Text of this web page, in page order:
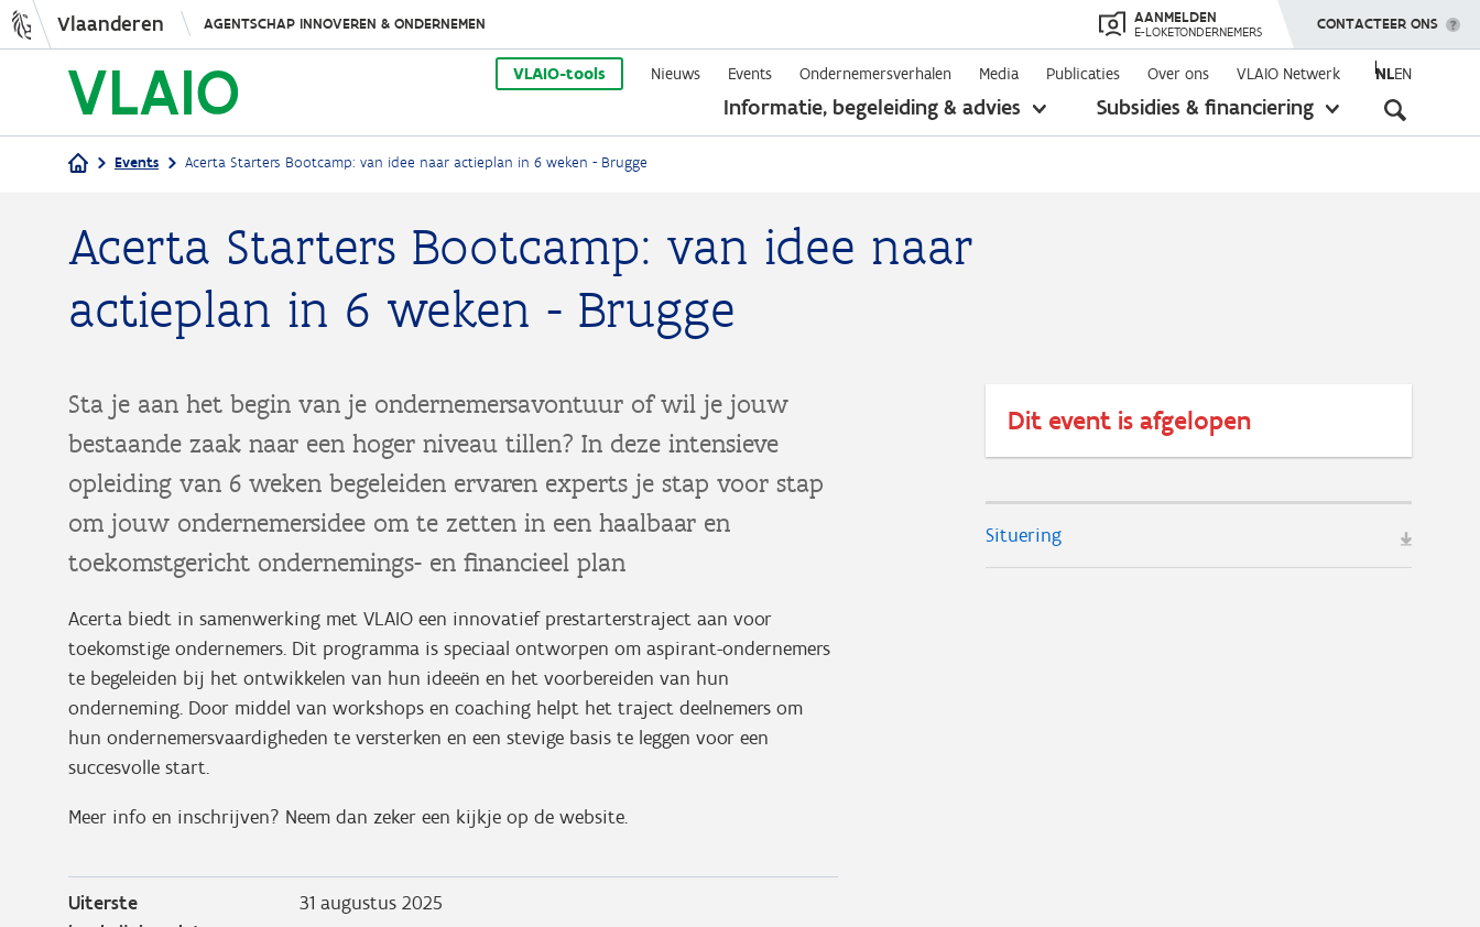
Overslaan
en
naar
de
Vlaanderen AGENTSCHAP INNOVEREN & ONDERNEMEN AANMELDEN
E-LOKETONDERNEMERS TOON MENU
CONTACTEER ONS
VLAIO-tools Nieuws Events Ondernemersverhalen Media Publicaties Over ons VLAIO Netwerk NLEN
Informatie, begeleiding & advies
toon
Subsidies & financiering
toon
Kruimelpad
Events Acerta Starters Bootcamp: van idee naar actieplan in 6 weken - Brugge
Acerta Starters Bootcamp: van idee naar
actieplan in 6 weken - Brugge
Sta je aan het begin van je ondernemersavontuur of wil je jouw
bestaande zaak naar een hoger niveau tillen? In deze intensieve
opleiding van 6 weken begeleiden ervaren experts je stap voor stap
om jouw ondernemersidee om te zetten in een haalbaar en
toekomstgericht ondernemings- en financieel plan
Acerta biedt in samenwerking met VLAIO een innovatief prestarterstraject aan voor
toekomstige ondernemers. Dit programma is speciaal ontworpen om aspirant-ondernemers
te begeleiden bij het ontwikkelen van hun ideeën en het voorbereiden van hun
onderneming. Door middel van workshops en coaching helpt het traject deelnemers om
hun ondernemersvaardigheden te versterken en een stevige basis te leggen voor een
succesvolle start.
Meer info en inschrijven? Neem dan zeker een kijkje op de website.
Uiterste
31 augustus 2025
Dit event is afgelopen
Situering